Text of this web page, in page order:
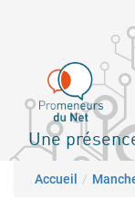
principal
Une
Fil
Accueil